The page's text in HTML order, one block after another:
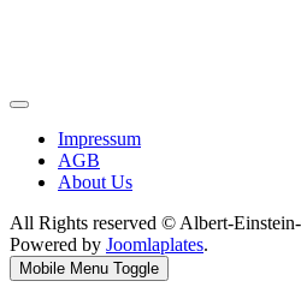
Impressum
AGB
About Us
All Rights reserved © Albert-
Powered by Joomlaplates.
Mobile Menu Toggle